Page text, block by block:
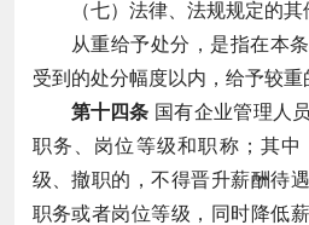
（七）法律、法规规定的其
从重给予处分，是指在本
受到的处分幅度以内，给予较重
第十四条 国有企业管理人
职务、岗位等级和职称；其中
级、撤职的，不得晋升薪酬待
职务或者岗位等级，同时降低